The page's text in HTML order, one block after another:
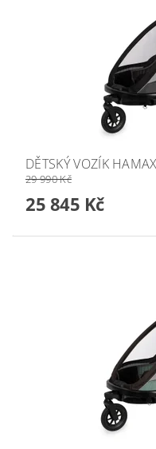
DĚTSKÝ VOZÍK
29 990 Kč
25 845 Kč